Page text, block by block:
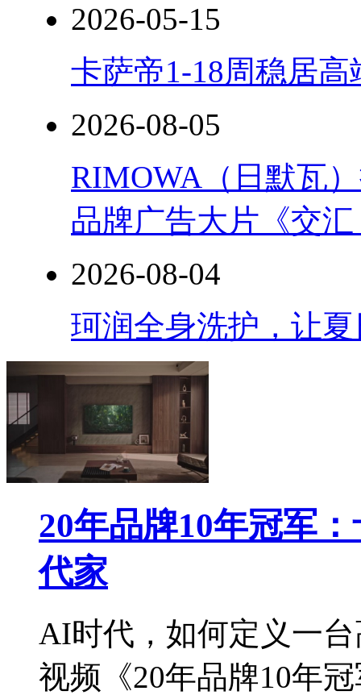
2026-05-15
卡萨帝1-18周稳居
2026-08-05
RIMOWA（日默瓦
品牌广告大片《交
2026-08-04
珂润全身洗护，让
20年品牌10年冠军
代家
AI时代，如何定义一
视频《20年品牌10年